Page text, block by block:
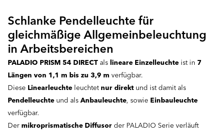
Schlanke Pendelleuchte für
gleichmäßige Allgemeinbeleuchtung
in Arbeitsbereichen
PALADIO PRISM 54 DIRECT als lineare Einzelleuchte ist in 7
Längen von 1,1 m bis zu 3,9 m verfügbar.
Diese Linearleuchte leuchtet nur direkt und ist damit als
Pendelleuchte und als Anbauleuchte, sowie Einbauleuchte
verfügbar.
Der mikroprismatische Diffusor der PALADIO Serie verläuft